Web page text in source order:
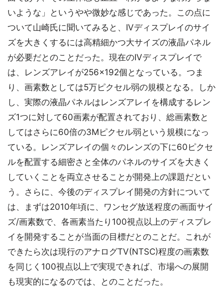
いような」というやや微妙な感じであった。この点に
ついて山崎氏に聞いてみると、IVディスプレイのサイ
ズを大きくするには高精細かつ大サイズの液晶パネル
が必要だとのことだった。現在のIVディスプレイで
は、レンズアレイが256×192個となっている。つま
り、画素数としては5万ピクセル弱の規模となる。しか
し、実際の液晶パネルはレンズアレイを構成するレン
ズ1つに対して60画素が配置されており、総画素数と
してはさらに60倍の3Mピクセル弱という規模になっ
ている。レンズアレイの個々のレンズの下に60ピクセ
ルを配置する細密さと全体のパネルのサイズを大きく
していくことを両立させることが開発上の課題だとい
う。さらに、今後のディスプレイ開発の方針について
は、まずは2010年頃に、ワンセグ放送程度の画面サイ
ズ/画素数で、各画素当たり100視点以上のディスプレ
イを開発することが当面の目標だとのことだ。これが
できたら次は現行のアナログTV(NTSC)程度の画素数
を同じく100視点以上で実現できれば、市場への展開
も現実的になるのでは、とのことだった。